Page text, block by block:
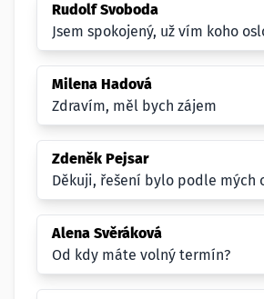
Rudolf Svoboda
Jsem spokojený, už vím koho
Milena Hadová
Zdravím, měl bych zájem
Zdeněk Pejsar
Děkuji, řešení bylo podle mých
Alena Svěráková
Od kdy máte volný termín?